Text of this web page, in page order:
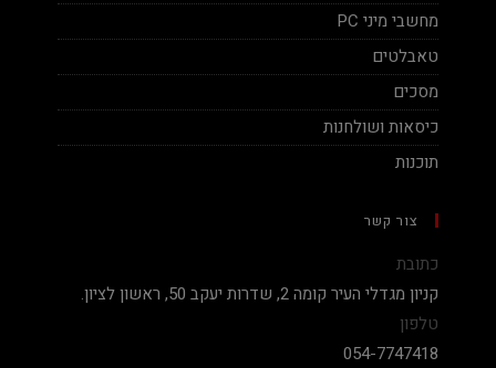
מחשבי מיני PC
טאבלטים
מסכים
כיסאות ושולחנות
תוכנות
צור קשר
כתובת
קניון מגדלי העיר קומה 2, שדרות יעקב 50, ראשון לציון.
טלפון
054-7747418